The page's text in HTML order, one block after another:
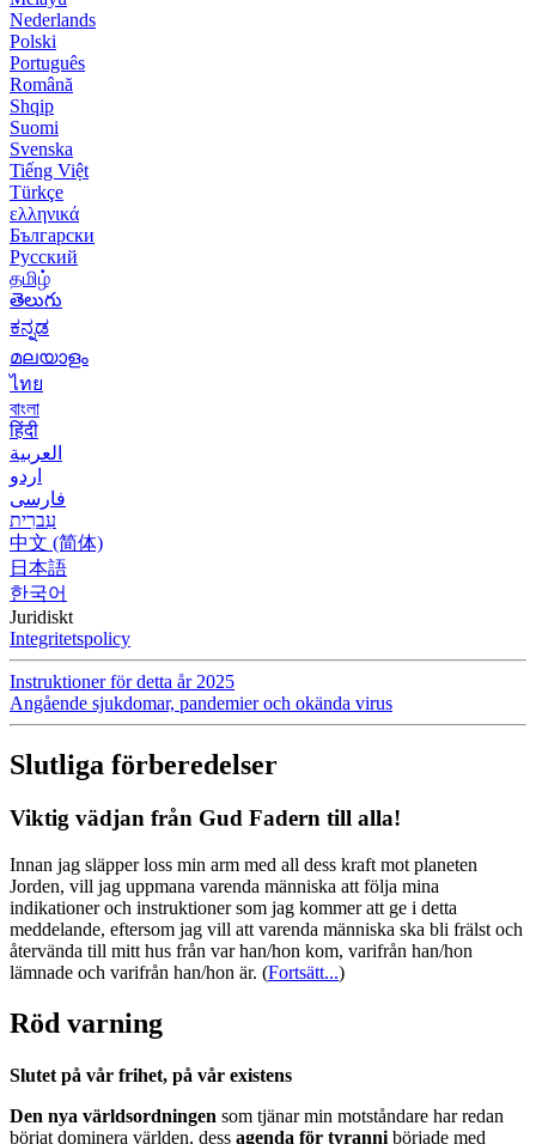
Nederlands
Polski
Português
Română
Shqip
Suomi
Svenska
Tiếng Việt
Türkçe
ελληνικά
Български
Русский
தமிழ்
తెలుగు
ಕನ್ನಡ
മലയാളം
ไทย
বাংলা
हिंदी
العربية
اردو
فارسی
עִברִית
中文 (简体)
日本語
한국어
Juridiskt
Integritetspolicy
Instruktioner för detta år 2025
Angående sjukdomar, pandemier och okända virus
Slutliga förberedelser
Viktig vädjan från Gud Fadern till alla!
Innan jag släpper loss min arm med all dess kraft mot planeten
Jorden, vill jag uppmana varenda människa att följa mina
indikationer och instruktioner som jag kommer att ge i detta
meddelande, eftersom jag vill att varenda människa ska bli frälst och
återvända till mitt hus från var han/hon kom, varifrån han/hon
lämnade och varifrån han/hon är. (Fortsätt...)
Röd varning
Slutet på vår frihet, på vår existens
Den nya världsordningen som tjänar min motståndare har redan
börjat dominera världen, dess agenda för tyranni började med